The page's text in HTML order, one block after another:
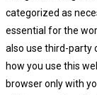
categorized as
essential for the
also use third-party
how you use this
browser only with